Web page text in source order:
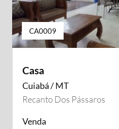
CA0009
Casa
Cuiabá / MT
Recanto Dos Pássaros
Venda